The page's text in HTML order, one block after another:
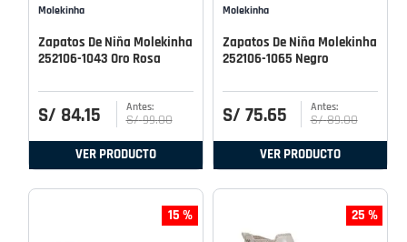
Molekinha
Zapatos De Niña Molekinha
252106-1043 Oro Rosa
S/ 84.15 S/ 99.00
VER PRODUCTO
Molekinha
Zapatos De Niña Molekinha
252106-1065 Negro
S/ 75.65 S/ 89.00
VER PRODUCTO
15 % 25 %